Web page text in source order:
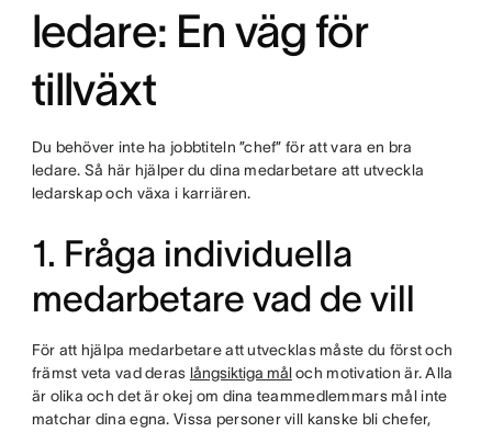
ledare: En väg för
tillväxt
Du behöver inte ha jobbtiteln ”chef” för att vara en bra
ledare. Så här hjälper du dina medarbetare att utveckla
ledarskap och växa i karriären.
1. Fråga individuella
medarbetare vad de vill
För att hjälpa medarbetare att utvecklas måste du först och
främst veta vad deras långsiktiga måloch motivation är. Alla
är olika och det är okej om dina teammedlemmars mål inte
matchar dina egna. Vissa personer vill kanske bli chefer,